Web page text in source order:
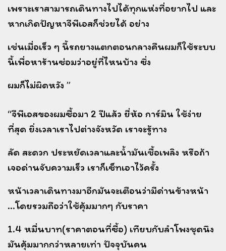
เพราะเราสามารถเดินทางไปได้ทุกแห่งที่อยากไป และ
หากเกิดปัญหาจีพีเอสก็ช่วยได้ อย่าง
เช่นเมื่อเร็ว ๆ นี้รถยางแตกตอนกลางคืนผมก็ใช้ระบบ
นี้เพื่อหาร้านซ่อมว่าอยู่ที่ไหนบ้าง ซึ่ง
ผมก็ไม่ผิดหวัง ”
“จีพีเอสของผมซื้อมา 2 ปีแล้ว ยี่ห้อ การ์มิน ใช้ง่าย
ที่สุด ยิ่งเวลาเราไปต่างจังหวัด เราจะรู้ทาง
ลัด สะดวก ประหยัดเวลาและน้ำมันเชื้อเพลิง หรือถ้า
เจอด่านจับความเร็ว เราก็เซ็ทเอาไว้ครั้ง
หน้าเวลาเดินทางมาอีกมันจะเตือนว่ามีด่านข้างหน้า
...โดยรวมถือว่าใช้คุ้มมากๆ กับราคา
1.4 หมื่นบาท(ราคาตอนที่ซื้อ) เทียบกับลำโพงชุดนึง
มันคุ้มมากกว่าหลายเท่า ปัจจุบันคน